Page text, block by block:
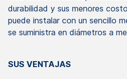
durabilidad y sus menores
puede instalar con un sencillo
se suministra en diámetros a
SUS VENTAJAS